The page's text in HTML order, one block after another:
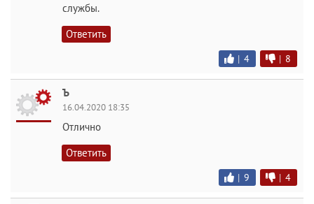
службы.
Ответить
| 4 | 8
Ъ
16.04.2020 18:35
Отлично
Ответить
| 9 | 4